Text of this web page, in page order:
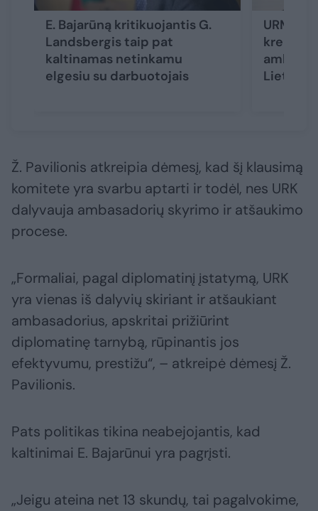
E. Bajarūną kritikuojantis G.
Landsbergis taip pat
kaltinamas netinkamu
elgesiu su darbuotojais
URM
kreipėsi
Lietuvą
Ž. Pavilionis atkreipia dėmesį, kad šį klausimą
komitete yra svarbu aptarti ir todėl, nes URK
dalyvauja ambasadorių skyrimo ir atšaukimo
procese.
„Formaliai, pagal diplomatinį įstatymą, URK
yra vienas iš dalyvių skiriant ir atšaukiant
ambasadorius, apskritai prižiūrint
diplomatinę tarnybą, rūpinantis jos
efektyvumu, prestižu“, – atkreipė dėmesį Ž.
Pavilionis.
Pats politikas tikina neabejojantis, kad
kaltinimai E. Bajarūnui yra pagrįsti.
„Jeigu ateina net 13 skundų, tai pagalvokime,